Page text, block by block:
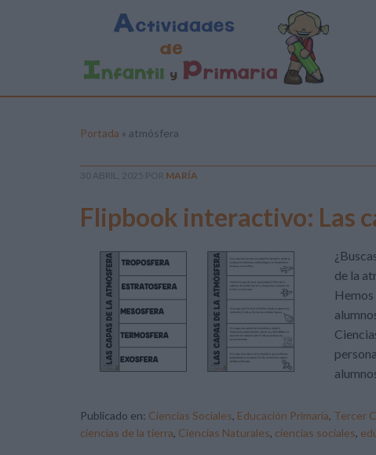
Portada » atmósfera
30 ABRIL, 2025 POR MARÍA
Flipbook interactivo: Las
de la
Publicado en: Ciencias Sociales, Educación Primaria, Tercer
ciencias de la tierra, Ciencias Naturales, ciencias sociales,